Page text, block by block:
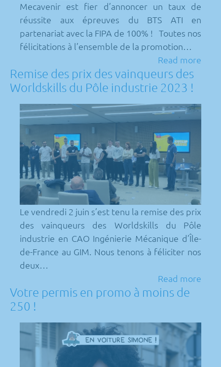
Mecavenir est fier d’annoncer un taux de
réussite aux épreuves du BTS ATI en
partenariat avec la FIPA de 100% ! Toutes nos
félicitations à l’ensemble de la promotion…
Read more
Remise des prix des vainqueurs des
Worldskills du Pôle industrie 2023 !
Le vendredi 2 juin s’est tenu la remise des prix
des vainqueurs des Worldskills du Pôle
industrie en CAO Ingénierie Mécanique d’Île-
de-France au GIM. Nous tenons à féliciter nos
deux…
Read more
Votre permis en promo à moins de
250 !